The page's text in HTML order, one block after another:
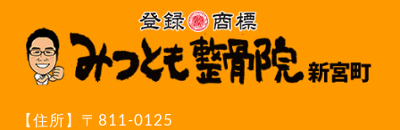
【住所】 〒811-0125